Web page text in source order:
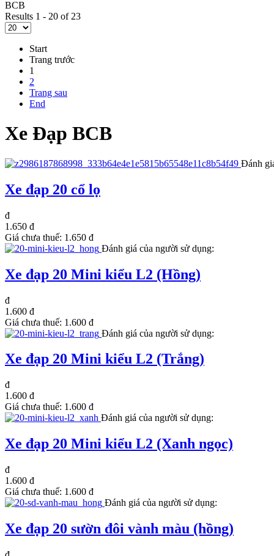
BCB
Results 1 - 20 of 23
Start
Trang trước
1
2
Trang sau
End
Xe Đạp BCB
Đánh
Xe đạp 20 cổ lọ
đ
1.650 đ
Giá chưa thuế: 1.650 đ
Đánh giá của người sử dụng:
Xe đạp 20 Mini kiểu L2 (Hồng)
đ
1.600 đ
Giá chưa thuế: 1.600 đ
Đánh giá của người sử dụng:
Xe đạp 20 Mini kiểu L2 (Trắng)
đ
1.600 đ
Giá chưa thuế: 1.600 đ
Đánh giá của người sử dụng:
Xe đạp 20 Mini kiểu L2 (Xanh ngọc)
đ
1.600 đ
Giá chưa thuế: 1.600 đ
Đánh giá của người sử dụng:
Xe đạp 20 sườn đôi vành màu (hồng)